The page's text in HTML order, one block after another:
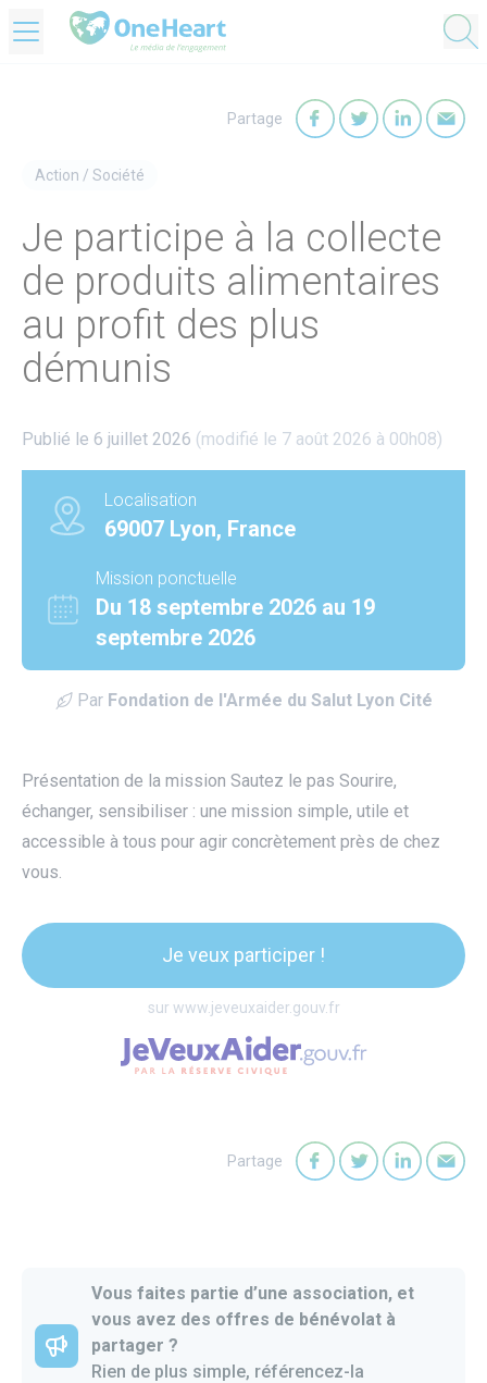
Partage
Action / Société
Je participe à la collecte
de produits alimentaires
au profit des plus
démunis
Publié le 6 juillet 2026 (modifié le 7 août 2026 à 00h08)
Localisation
69007 Lyon, France
Mission ponctuelle
Du 18 septembre 2026 au 19
septembre 2026
Par Fondation de l'Armée du Salut Lyon Cité
Présentation de la mission Sautez le pas Sourire,
échanger, sensibiliser : une mission simple, utile et
accessible à tous pour agir concrètement près de chez
vous.
Je veux participer !
sur www.jeveuxaider.gouv.fr
Partage
Vous faites partie d’une association, et
vous avez des offres de bénévolat à
partager ?
Rien de plus simple, référencez-la